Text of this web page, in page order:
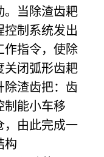
。当除渣齿耙
控制系统发出
作指令，使除
关闭弧形齿耙
除渣齿把：齿
制能小车移
，由此完成一
构